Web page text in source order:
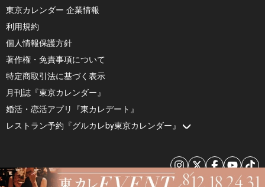
東京カレンダー 企業情報
利用規約
個人情報保護方針
著作権・免責事項について
特定商取引法に基づく表示
月刊誌『東京カレンダー』
婚活・恋活アプリ『東カレデート』
レストラン予約『グルカレby東京カレンダー』
© 2026 by Tokyo Calendar, Inc.